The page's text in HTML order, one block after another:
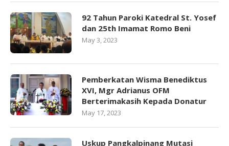
92 Tahun Paroki Katedral St. Yosef
dan 25th Imamat Romo Beni
May 3, 2023
Pemberkatan Wisma Benediktus
XVI, Mgr Adrianus OFM
Berterimakasih Kepada Donatur
May 17, 2023
Uskup Pangkalpinang Mutasi